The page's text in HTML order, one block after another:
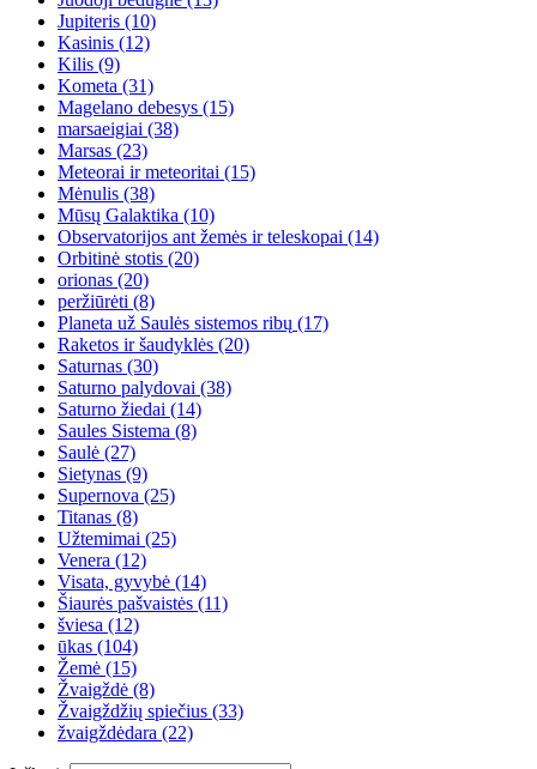
Jupiteris (10)
Kasinis (12)
Kilis (9)
Kometa (31)
Magelano debesys (15)
marsaeigiai (38)
Marsas (23)
Meteorai ir meteoritai (15)
Mėnulis (38)
Mūsų Galaktika (10)
Observatorijos ant žemės ir teleskopai (14)
Orbitinė stotis (20)
orionas (20)
peržiūrėti (8)
Planeta už Saulės sistemos ribų (17)
Raketos ir šaudyklės (20)
Saturnas (30)
Saturno palydovai (38)
Saturno žiedai (14)
Saules Sistema (8)
Saulė (27)
Sietynas (9)
Supernova (25)
Titanas (8)
Užtemimai (25)
Venera (12)
Visata, gyvybė (14)
Šiaurės pašvaistės (11)
šviesa (12)
ūkas (104)
Žemė (15)
Žvaigždė (8)
Žvaigždžių spiečius (33)
žvaigždėdara (22)